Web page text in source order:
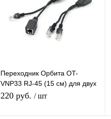
Переходник Орбита OT-
VNP33 RJ-45 (15 см) для двух
параллельных 10/100 Мб/с
220 руб. / шт